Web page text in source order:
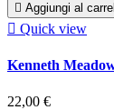
 Aggiungi al
 Quick view
Kenneth
22,00 €